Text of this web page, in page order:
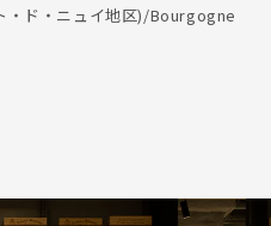
・ド・ニュイ地区)/Bourgogne